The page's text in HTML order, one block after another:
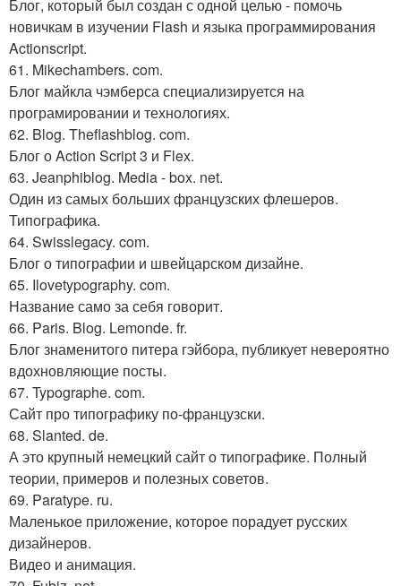
Блог, который был создан с одной целью - помочь
новичкам в изучении Flash и языка программирования
Actionscript.
61. Mikechambers. com.
Блог майкла чэмберса специализируется на
програмировании и технологиях.
62. Blog. Theflashblog. com.
Блог о Action Script 3 и Flex.
63. Jeanphiblog. Media - box. net.
Один из самых больших французских флешеров.
Типографика.
64. Swisslegacy. com.
Блог о типографии и швейцарском дизайне.
65. Ilovetypography. com.
Название само за себя говорит.
66. Paris. Blog. Lemonde. fr.
Блог знаменитого питера гэйбора, публикует невероятно
вдохновляющие посты.
67. Typographe. com.
Сайт про типографику по-французски.
68. Slanted. de.
А это крупный немецкий сайт о типографике. Полный
теории, примеров и полезных советов.
69. Paratype. ru.
Маленькое приложение, которое порадует русских
дизайнеров.
Видео и анимация.